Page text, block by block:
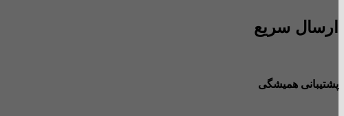
ارسال سریع
پشتیبانی همیشگی